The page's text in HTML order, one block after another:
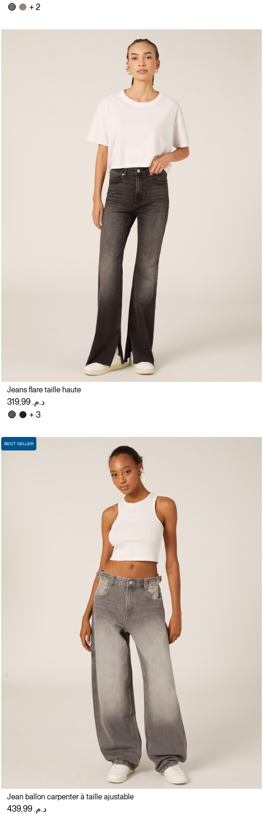
+ 2
Jeans flare taille haute
د.م. 319,99
+ 3
BEST SELLER
Jean ballon carpenter à taille ajustable
د.م. 439,99